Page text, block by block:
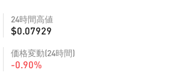
24時間高値
$0.07929
価格変動(24時間)
-0.90%